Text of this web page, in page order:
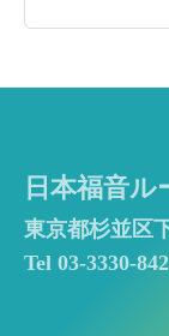
日本福音ル
東京都杉並区
Tel 03-3330-